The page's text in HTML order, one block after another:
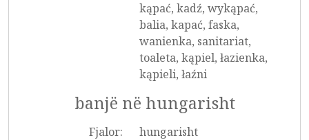
kąpać, kadź, wykąpać,
balia, kapać, faska,
wanienka, sanitariat,
toaleta, kąpiel, łazienka,
kąpieli, łaźni
banjë në hungarisht
Fjalor:
hungarisht